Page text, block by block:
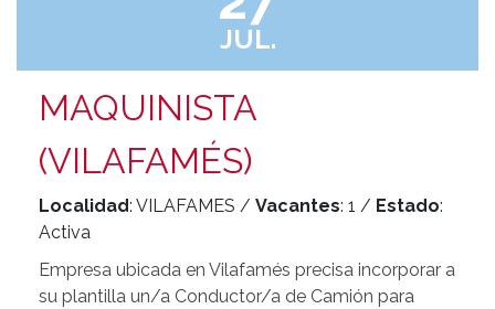
JUL.
MAQUINISTA
(VILAFAMÉS)
Localidad: VILAFAMES / Vacantes: 1 / Estado:
Activa
Empresa ubicada en Vilafamés precisa incorporar a
su plantilla un/a Conductor/a de Camión para